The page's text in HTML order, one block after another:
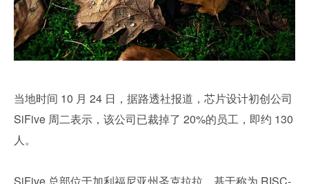
当地时间 10 月 24 日，据路透社报道，芯片设计初创公司
SiFive 周二表示，该公司已裁掉了 20%的员工，即约 130
人。